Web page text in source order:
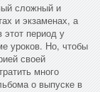
сложный и
и экзаменах, а
период у
уроков. Но, чтобы
своей
много
о выпуске в